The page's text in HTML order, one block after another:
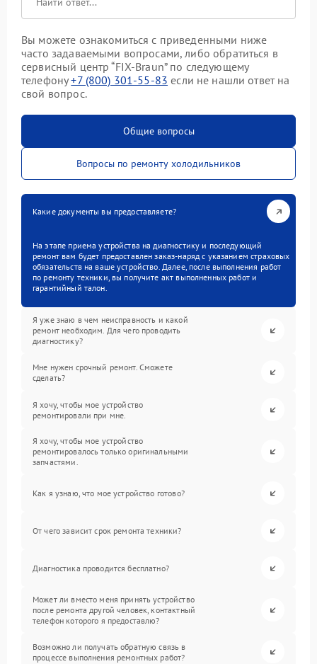
Вы можете ознакомиться с приведенными ниже
часто задаваемыми вопросами, либо обратиться в
сервисный центр “FIX-Braun” по следующему
телефону+7 (800) 301-55-83 если не нашли ответ на
свой вопрос.
Общие вопросы
Вопросы по ремонту холодильников
Какие документы вы предоставляете?
На этапе приема устройства на диагностику и последующий
ремонт вам будет предоставлен заказ-наряд с указанием страховых
обязательств на ваше устройство. Далее, после выполнения работ
по ремонту техники, вы получите акт выполненных работ и
гарантийный талон.
Я уже знаю в чем неисправность и какой
ремонт необходим. Для чего проводить
диагностику?
Мне нужен срочный ремонт. Сможете
сделать?
Я хочу, чтобы мое устройство
ремонтировали при мне.
Я хочу, чтобы мое устройство
ремонтировалось только оригинальными
запчастями.
Как я узнаю, что мое устройство готово?
От чего зависит срок ремонта техники?
Диагностика проводится бесплатно?
Может ли вместо меня принять устройство
после ремонта другой человек, контактный
телефон которого я предоставлю?
Возможно ли получать обратную связь в
процессе выполнения ремонтных работ?